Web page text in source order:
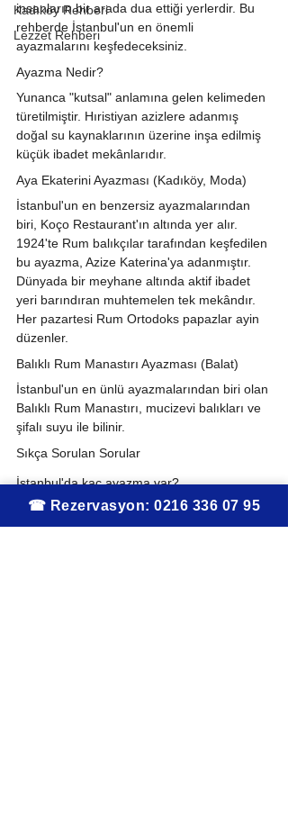
Kadıköy Rehberi
Lezzet Rehberi
insanların bir arada dua ettiği yerlerdir. Bu
rehberde İstanbul'un en önemli
ayazmalarını keşfedeceksiniz.
Ayazma Nedir?
Yunanca "kutsal" anlamına gelen kelimeden
türetilmiştir. Hıristiyan azizlere adanmış
doğal su kaynaklarının üzerine inşa edilmiş
küçük ibadet mekânlarıdır.
Aya Ekaterini Ayazması (Kadıköy, Moda)
İstanbul'un en benzersiz ayazmalarından
biri, Koço Restaurant'ın altında yer alır.
1924'te Rum balıkçılar tarafından keşfedilen
bu ayazma, Azize Katerina'ya adanmıştır.
Dünyada bir meyhane altında aktif ibadet
yeri barındıran muhtemelen tek mekândır.
Her pazartesi Rum Ortodoks papazlar ayin
düzenler.
Balıklı Rum Manastırı Ayazması (Balat)
İstanbul'un en ünlü ayazmalarından biri olan
Balıklı Rum Manastırı, mucizevi balıkları ve
şifalı suyu ile bilinir.
Sıkça Sorulan Sorular
İstanbul'da kaç ayazma var?
200'den fazla; bir kısmı hâlâ aktiftir.
Aya Ekaterini Ayazması nerededir?